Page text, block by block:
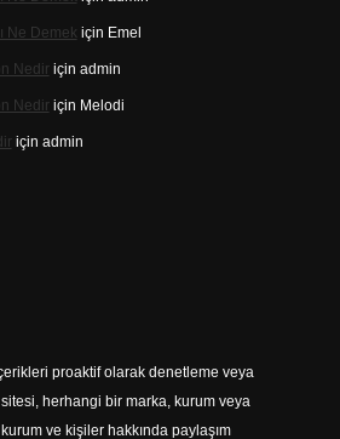
Ne Demek için Emel
Nediriçin admin
Nediriçin Melodi
için admin
proaktif olarak denetleme veya
herhangi bir marka, kurum veya
ve kişiler hakkında paylaşım